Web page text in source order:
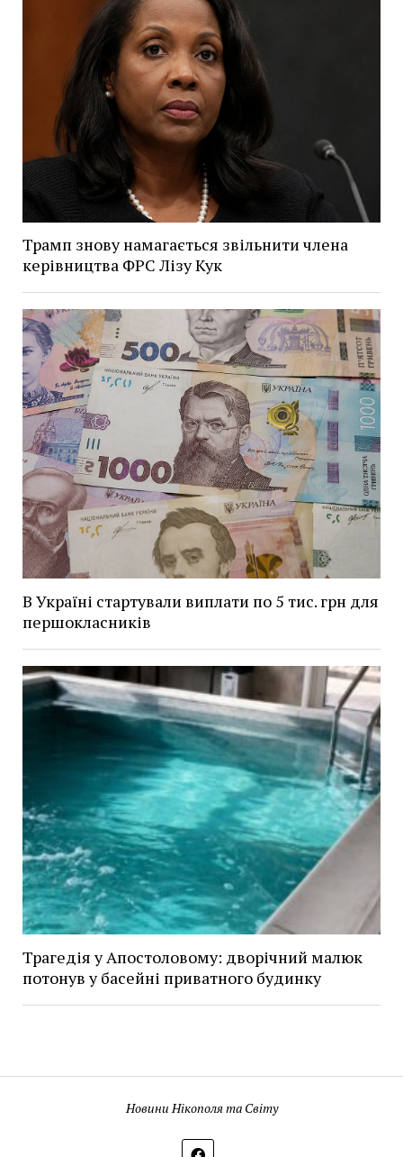
Трамп знову намагається звільнити члена
керівництва ФРС Лізу Кук
В Україні стартували виплати по 5 тис. грн для
першокласників
Трагедія у Апостоловому: дворічний малюк
потонув у басейні приватного будинку
Новини Нікополя та Світу